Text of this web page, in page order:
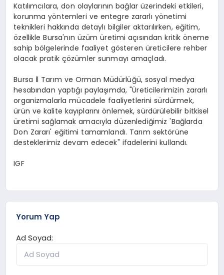
Katılımcılara, don olaylarının bağlar üzerindeki etkileri,
korunma yöntemleri ve entegre zararlı yönetimi
teknikleri hakkında detaylı bilgiler aktarılırken, eğitim,
özellikle Bursa'nın üzüm üretimi açısından kritik öneme
sahip bölgelerinde faaliyet gösteren üreticilere rehber
olacak pratik çözümler sunmayı amaçladı.
Bursa İl Tarım ve Orman Müdürlüğü, sosyal medya
hesabından yaptığı paylaşımda, "Üreticilerimizin zararlı
organizmalarla mücadele faaliyetlerini sürdürmek,
ürün ve kalite kayıplarını önlemek, sürdürülebilir bitkisel
üretimi sağlamak amacıyla düzenlediğimiz 'Bağlarda
Don Zararı' eğitimi tamamlandı. Tarım sektörüne
desteklerimiz devam edecek" ifadelerini kullandı.
IGF
Yorum Yap
Ad Soyad: